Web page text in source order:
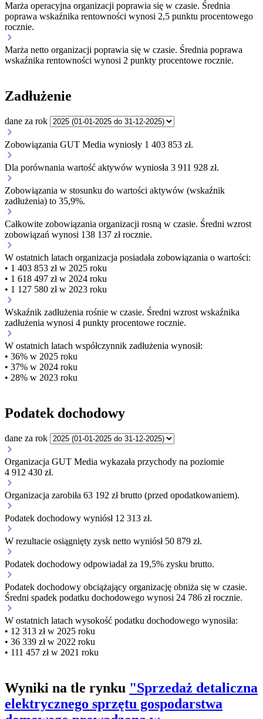
Marża operacyjna organizacji poprawia się w czasie. Średnia
poprawa wskaźnika rentowności wynosi 2,5 punktu procentowego
rocznie.
Marża netto organizacji poprawia się w czasie. Średnia poprawa
wskaźnika rentowności wynosi 2 punkty procentowe rocznie.
Zadłużenie
dane za rok
Zobowiązania GUT Media wyniosły 1 403 853 zł.
Dla porównania wartość aktywów wyniosła 3 911 928 zł.
Zobowiązania w stosunku do wartości aktywów (wskaźnik
zadłużenia) to 35,9%.
Całkowite zobowiązania organizacji rosną w czasie. Średni wzrost
zobowiązań wynosi 138 137 zł rocznie.
W ostatnich latach organizacja posiadała zobowiązania o wartości:
• 1 403 853 zł w 2025 roku
• 1 618 497 zł w 2024 roku
• 1 127 580 zł w 2023 roku
Wskaźnik zadłużenia rośnie w czasie. Średni wzrost wskaźnika
zadłużenia wynosi 4 punkty procentowe rocznie.
W ostatnich latach współczynnik zadłużenia wynosił:
• 36% w 2025 roku
• 37% w 2024 roku
• 28% w 2023 roku
Podatek dochodowy
dane za rok
Organizacja GUT Media wykazała przychody na poziomie
4 912 430 zł.
Organizacja zarobiła 63 192 zł brutto (przed opodatkowaniem).
Podatek dochodowy wyniósł 12 313 zł.
W rezultacie osiągnięty zysk netto wyniósł 50 879 zł.
Podatek dochodowy odpowiadał za 19,5% zysku brutto.
Podatek dochodowy obciążający organizację obniża się w czasie.
Średni spadek podatku dochodowego wynosi 24 786 zł rocznie.
W ostatnich latach wysokość podatku dochodowego wynosiła:
• 12 313 zł w 2025 roku
• 36 339 zł w 2022 roku
• 111 457 zł w 2021 roku
Wyniki na tle rynku "Sprzedaż detaliczna
elektrycznego sprzętu gospodarstwa